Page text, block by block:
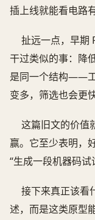
插上线就能看电路
扯远一点，早期
干过类似的事：降
是同一个结构——
变多，筛选也会更快
这篇旧文的价值
赢。它至少表明，
“生成一段机器码试
接下来真正该看
述，而是这类原型